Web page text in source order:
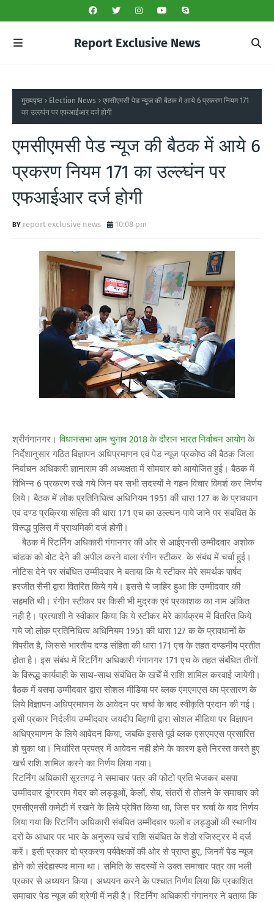
Report Exclusive News
मुख्यपृष्ठ Election News
एमसीएमसी पेड न्यूज की बैठक में आये 6 प्रकरण नियम 171
का उल्ल्घंन पर एफआईआर दर्ज होगी
एमसीएमसी पेड न्यूज की बैठक में आये 6
प्रकरण नियम 171 का उल्ल्घंन पर
एफआईआर दर्ज होगी
report exclusive news 10:08 pm
श्रीगंगानगर । विधानसभा आम चुनाव 2018 के दौरान भारत निर्वाचन आयोग के
निर्देशानुसार गठित विज्ञापन अधिप्रमाणन एवं पेड न्यूज प्रकोष्ठ की बैठक जिला
निर्वाचन अधिकारी ज्ञानाराम की अध्यक्षता में सोमवार को आयोजित हुई। बैठक में
विभिन्न 6 प्रकरण रखे गये जिन पर सभी सदस्यों ने गहन विचार विमर्श कर निर्णय
लिये। बैठक में लोक प्रतिनिधित्व अधिनियम 1951 की धारा 127 क के प्रावधान
एवं दण्ड प्रक्रिया संहिता की धारा 171 एच का उल्ल्घंन पाये जाने पर संबंधित के
विरूद्ध पुलिस में प्राथमिकी दर्ज होगी।
बैठक में रिटर्निंग अधिकारी गंगानगर की ओर से आईएनसी उम्मीदवार अशोक
चांडक को वोट देने की अपील करने वाला रंगीन स्टीकर के संबंध में चर्चा हुई।
नोटिस देने पर संबंधित उम्मीदवार ने बताया कि ये स्टीकर मेरे समर्थक पार्षद
हरजीत सैनी द्वारा वितरित किये गये। इससे ये जाहिर हुआ कि उम्मीदवार की
सहमति थी। रंगीन स्टीकर पर किसी भी मुद्रक एवं प्रकाशक का नाम अंकित
नही है। प्रत्याशी ने स्वीकार किया कि ये स्टीकर मेरे कार्यक्रम में वितरित किये
गये जो लोक प्रतिनिधित्व अधिनियम 1951 की धारा 127 क के प्रावधानों के
विपरीत है, जिससे भारतीय दण्ड संहिता की धारा 171 एच के तहत दण्डनीय प्रतीत
होता है। इस संबंध में रिटर्निंग अधिकारी गंगानगर 171 एच के तहत संबंधित तीनों
के विरूद्ध कार्यवाही के साथ-साथ संबंधित के खर्चें में राशि शामिल करवाई जायेगी।
बैठक में बसपा उम्मीदवार द्वारा सोशल मीडिया पर ब्लक एमएमएस का प्रसारण के
लिये विज्ञापन अधिप्रमाणन के आवेदन पर चर्चा के बाद स्वीकृति प्रदान की गई।
इसी प्रकार निर्दलीय उम्मीदवार जयदीप बिहाणी द्वारा सोशल मीडिया पर विज्ञापन
अधिप्रमाणन के लिये आवेदन किया, जबकि इससे पूर्व ब्लक एसएमएस प्रसारित
हो चुका था। निर्धारित प्रपत्र में आवेदन नही होने के कारण इसे निरस्त करते हुए
खर्च राशि शामिल करने का निर्णय लिया गया।
रिटर्निंग अधिकारी सूरतगढ़ ने समाचार पत्र की फोटो प्रति भेजकर बसपा
उम्मीदवार डूंगरराम गेदर को लड्डूओं, केलों, सेब, संतरों से तोलने के समाचार को
एमसीएमसी कमेटी में रखने के लिये प्रेषित किया था, जिस पर चर्चा के बाद निर्णय
लिया गया कि रिटर्निंग अधिकारी संबंधित उम्मीदवार फलों व लड्डुओं की स्थानीय
दरों के आधार पर भार के अनुरूप खर्च राशि संबंधित के शेडो रजिस्ट्रर में दर्ज
करें। इसी प्रकार दो प्रकरण पर्यवेक्षकों की ओर से प्राप्त हुए, जिनमें पेड न्यूज
होने को संदेहास्पद माना था। समिति के सदस्यों ने उक्त समाचार पत्र का भली
प्रकार से अध्ययन किया। अध्ययन करने के पश्चात निर्णय लिया कि प्रकाशित
समाचार पेड न्यूज की श्रेणी में नही है। रिटर्निंग अधिकारी गंगानगर ने बताया कि